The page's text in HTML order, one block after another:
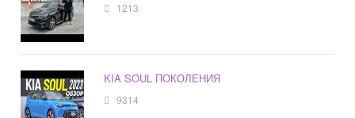
1213
KIA SOUL ПОКОЛЕНИЯ
9314